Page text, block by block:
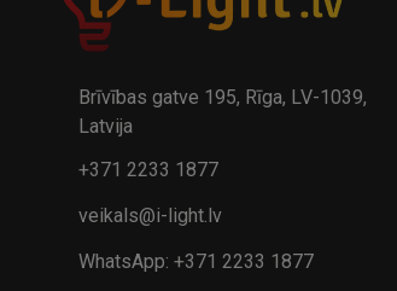
32.95€
Brīvības gatve 195, Rīga, LV-1039,
Latvija
+371 2233 1877
veikals@i-light.lv
WhatsApp: +371 2233 1877